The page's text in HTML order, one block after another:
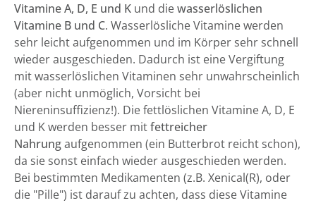
Vitamine A, D, E und K und diewasserlöslichen
Vitamine B und C. Wasserlösliche Vitamine werden
sehr leicht aufgenommen und im Körper sehr schnell
wieder ausgeschieden. Dadurch ist eine Vergiftung
mit wasserlöslichen Vitaminen sehr unwahrscheinlich
(aber nicht unmöglich, Vorsicht bei
Niereninsuffizienz!). Die fettlöslichen Vitamine A, D, E
und K werden besser mitfettreicher
Nahrungaufgenommen (ein Butterbrot reicht schon),
da sie sonst einfach wieder ausgeschieden werden.
Bei bestimmten Medikamenten (z.B. Xenical(R), oder
die "Pille") ist darauf zu achten, dass diese Vitamine